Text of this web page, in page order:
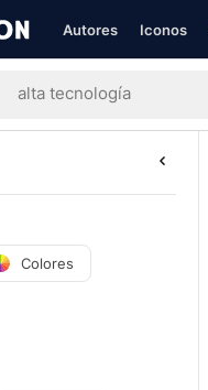
Autores Iconos
Colores